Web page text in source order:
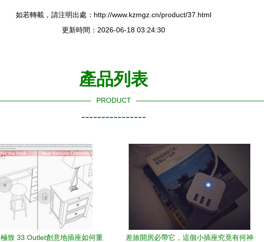
如若轉載，請注明出處：http://www.kzmgz.cn/product/37.html
更新時間：2026-06-18 03:24:30
產品列表
PRODUCT
----------------
致 33 Outlet創意地插座如何重
差旅開房必帶它，這個小插座究竟有何神